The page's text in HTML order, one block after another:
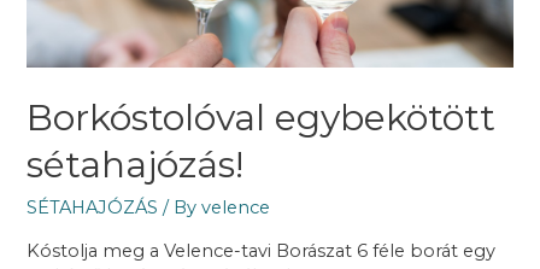
Borkóstolóval egybekötött
sétahajózás!
SÉTAHAJÓZÁS / Byvelence
Kóstolja meg a Velence-tavi Borászat 6 féle borát egy